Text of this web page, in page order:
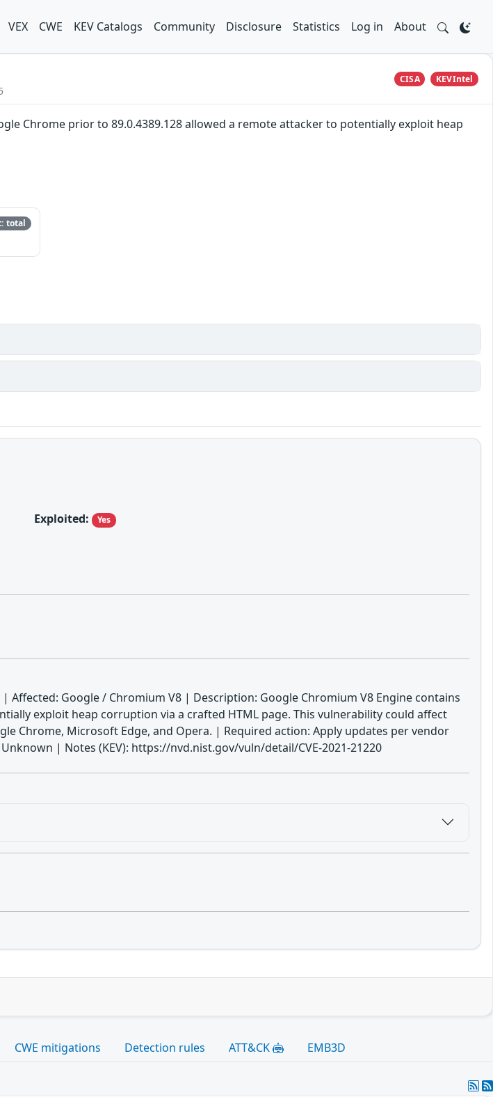
VEX CWE KEV Catalogs Community Disclosure Statistics Log in About
CISA KEVIntel
Chrome prior to 89.0.4389.128 allowed a remote attacker to potentially exploit heap
total
Exploited: Yes
Google / Chromium V8 | Description: Google Chromium V8 Engine contains
exploit heap corruption via a crafted HTML page. This vulnerability could affect
Chrome, Microsoft Edge, and Opera. | Required action: Apply updates per vendor
| Notes (KEV): https://nvd.nist.gov/vuln/detail/CVE-2021-21220
CWE mitigations Detection rules ATT&CK EMB3D